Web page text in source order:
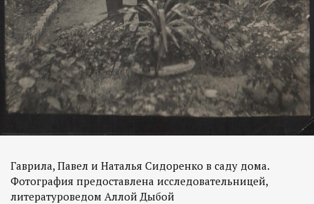
Гаврила, Павел и Наталья Сидоренко в саду дома.
Фотография предоставлена исследовательницей,
литературоведом Аллой Дыбой